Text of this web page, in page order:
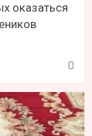
оказаться
0